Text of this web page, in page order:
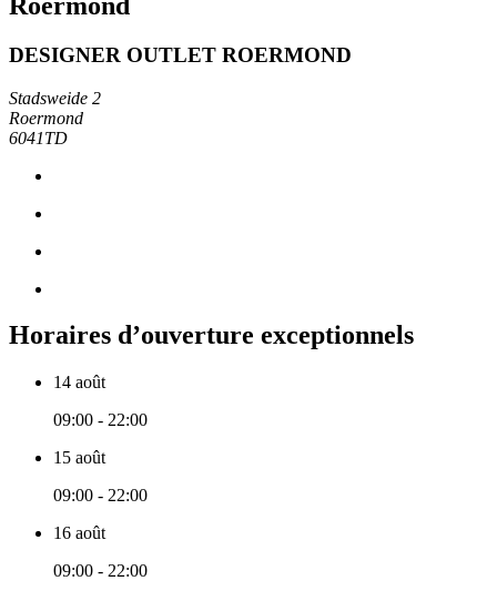
DESIGNER OUTLET ROERMOND
Stadsweide 2
Roermond
6041TD
Horaires d’ouverture exceptionnels
14 août
09:00 - 22:00
15 août
09:00 - 22:00
16 août
09:00 - 22:00